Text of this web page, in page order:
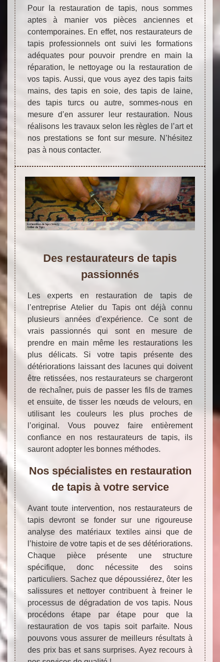
Pour la restauration de tapis, nous sommes
aptes à manier vos pièces anciennes et
contemporaines. En effet, nos restaurateurs de
tapis professionnels ont suivi les formations
adéquates pour pouvoir prendre en main la
réparation, le nettoyage ou la restauration de
vos tapis. Aussi, que vous ayez des tapis faits
mains, des tapis en soie, des tapis de laine,
des tapis turcs ou autre, sommes-nous en
mesure d’en assurer leur restauration. Nous
réalisons les travaux selon les règles de l’art et
nos prestations se font sur mesure. N’hésitez
pas à nous contacter.
Des restaurateurs de tapis
passionnés
Les experts en restauration de tapis de
l’entreprise Atelier du Tapis ont déjà connu
plusieurs années d’expérience. Ce sont de
vrais passionnés qui sont en mesure de
prendre en main même les restaurations les
plus délicats. Si votre tapis présente des
détériorations laissant des lacunes qui doivent
être retissées, nos restaurateurs se chargeront
de rechaîner, puis de passer les fils de trames
et ensuite, de tisser les nœuds de velours, en
utilisant les couleurs les plus proches de
l’original. Vous pouvez faire entièrement
confiance en nos restaurateurs de tapis, ils
sauront adopter les bonnes méthodes.
Nos spécialistes en restauration
de tapis à votre service
Avant toute intervention, nos restaurateurs de
tapis devront se fonder sur une rigoureuse
analyse des matériaux textiles ainsi que de
l’histoire de votre tapis et de ses détériorations.
Chaque pièce présente une structure
spécifique, donc nécessite des soins
particuliers. Sachez que dépoussiérez, ôter les
salissures et nettoyer contribuent à freiner le
processus de dégradation de vos tapis. Nous
procédons étape par étape pour que la
restauration de vos tapis soit parfaite. Nous
pouvons vous assurer de meilleurs résultats à
des prix bas et sans surprises. Ayez recours à